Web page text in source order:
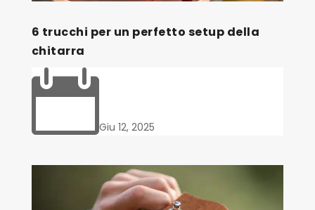
6 trucchi per un perfetto setup della
chitarra
Giu 12, 2025